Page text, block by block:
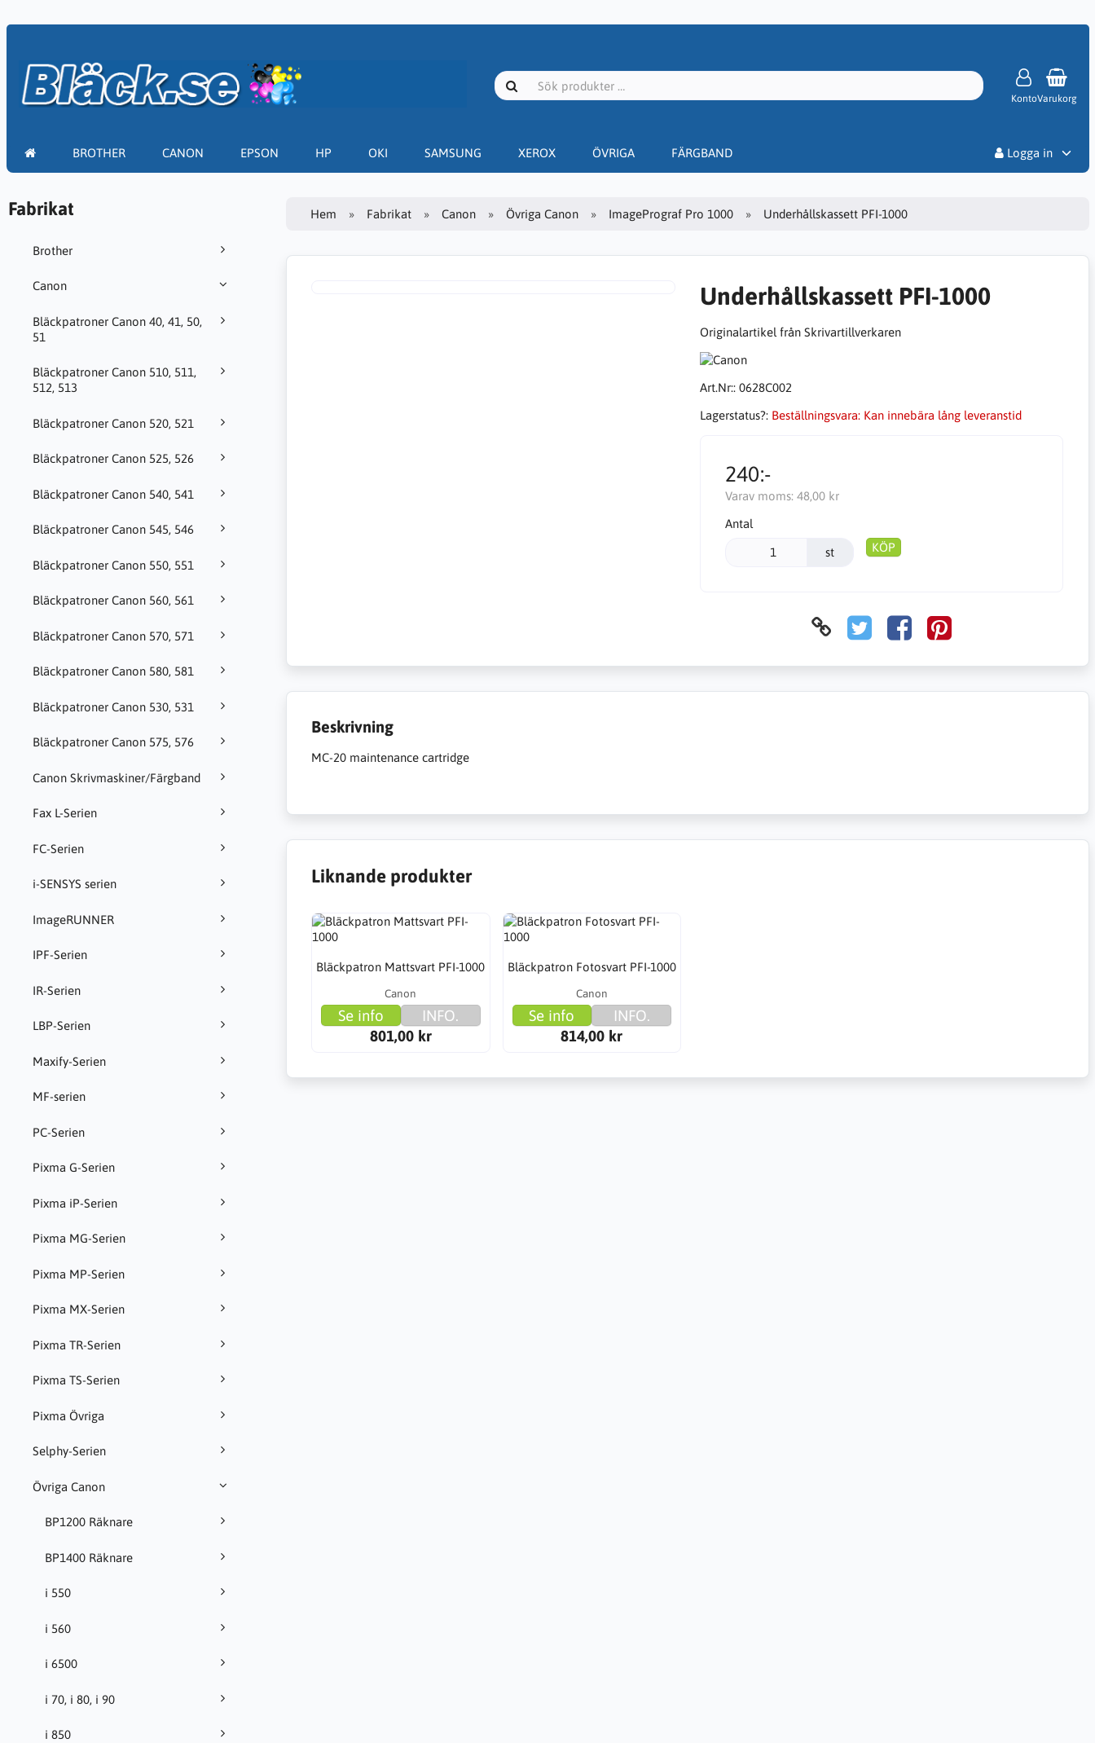
KontoVarukorg
BROTHER CANON EPSON HP OKI SAMSUNG XEROX ÖVRIGA FÄRGBAND
Logga in
Fabrikat
Brother
Canon
Bläckpatroner Canon 40, 41, 50,
51
Bläckpatroner Canon 510, 511,
512, 513
Bläckpatroner Canon 520, 521
Bläckpatroner Canon 525, 526
Bläckpatroner Canon 540, 541
Bläckpatroner Canon 545, 546
Bläckpatroner Canon 550, 551
Bläckpatroner Canon 560, 561
Bläckpatroner Canon 570, 571
Bläckpatroner Canon 580, 581
Bläckpatroner Canon 530, 531
Bläckpatroner Canon 575, 576
Canon Skrivmaskiner/Färgband
Fax L-Serien
FC-Serien
i-SENSYS serien
ImageRUNNER
IPF-Serien
IR-Serien
LBP-Serien
Maxify-Serien
MF-serien
PC-Serien
Pixma G-Serien
Pixma iP-Serien
Pixma MG-Serien
Pixma MP-Serien
Pixma MX-Serien
Pixma TR-Serien
Pixma TS-Serien
Pixma Övriga
Selphy-Serien
Övriga Canon
BP1200 Räknare
BP1400 Räknare
i 550
i 560
i 6500
i 70, i 80, i 90
i 850
Hem Fabrikat Canon Övriga Canon ImagePrograf Pro 1000 Underhållskassett PFI-1000
Underhållskassett PFI-1000
Originalartikel från Skrivartillverkaren
Art.Nr:: 0628C002
Lagerstatus?: Beställningsvara: Kan innebära lång leveranstid
240:-
Varav moms: 48,00 kr
Antal
st KÖP
Beskrivning
MC-20 maintenance cartridge
Liknande produkter
Bläckpatron Mattsvart PFI-1000
Canon
Se info
INFO.
801,00 kr
Bläckpatron Fotosvart PFI-1000
Canon
Se info
INFO.
814,00 kr